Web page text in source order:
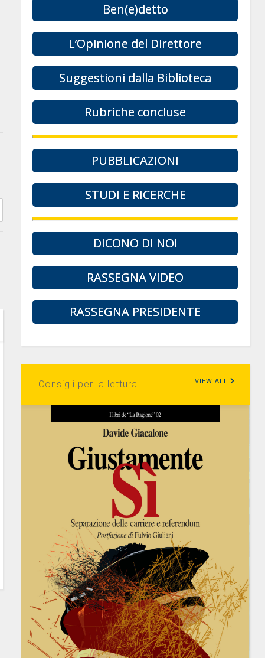
Ben(e)detto
L’Opinione del Direttore
Suggestioni dalla Biblioteca
Rubriche concluse
PUBBLICAZIONI
STUDI E RICERCHE
DICONO DI NOI
RASSEGNA VIDEO
RASSEGNA PRESIDENTE
Consigli per la lettura VIEW ALL